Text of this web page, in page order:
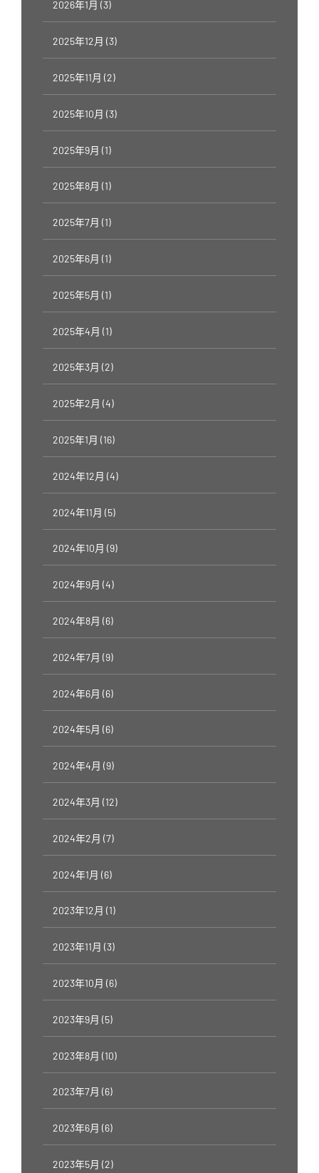
2026年1月 (3)
2025年12月 (3)
2025年11月 (2)
2025年10月 (3)
2025年9月 (1)
2025年8月 (1)
2025年7月 (1)
2025年6月 (1)
2025年5月 (1)
2025年4月 (1)
2025年3月 (2)
2025年2月 (4)
2025年1月 (16)
2024年12月 (4)
2024年11月 (5)
2024年10月 (9)
2024年9月 (4)
2024年8月 (6)
2024年7月 (9)
2024年6月 (6)
2024年5月 (6)
2024年4月 (9)
2024年3月 (12)
2024年2月 (7)
2024年1月 (6)
2023年12月 (1)
2023年11月 (3)
2023年10月 (6)
2023年9月 (5)
2023年8月 (10)
2023年7月 (6)
2023年6月 (6)
2023年5月 (2)